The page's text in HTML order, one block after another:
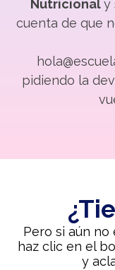
Nutricionaly
cuenta de que
pidiendo la
Pero si aún
haz clic en el
y